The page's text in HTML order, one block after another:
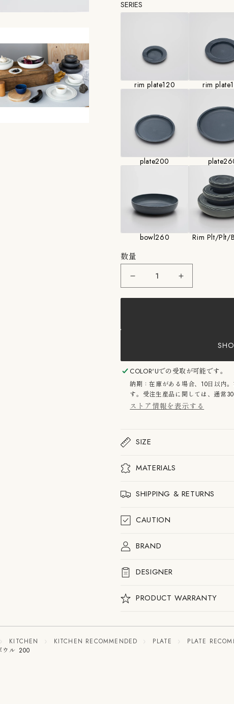
●浜松町SHOPでは実物展示
わせください。
SERIES
rim plate120 rim
plate200
bowl260 Rim Plt/Plt/
数量
2016/：
TY
Bowl
ル
200
の
数
量
を
す
2016/：
TY
Bowl
ル
200
の
数
量
を
COLOR'Uでの受取が可能です。
納期：在庫がある場合、10日以内
す。受注生産品に関しては、通常
ストア情報を表示する
SIZE
MATERIALS
SHIPPING & RETURNS
CAUTION
BRAND
DESIGNER
PRODUCT WARRANTY
KITCHEN KITCHEN RECOMMENDED PLATE PLATE
ル 200